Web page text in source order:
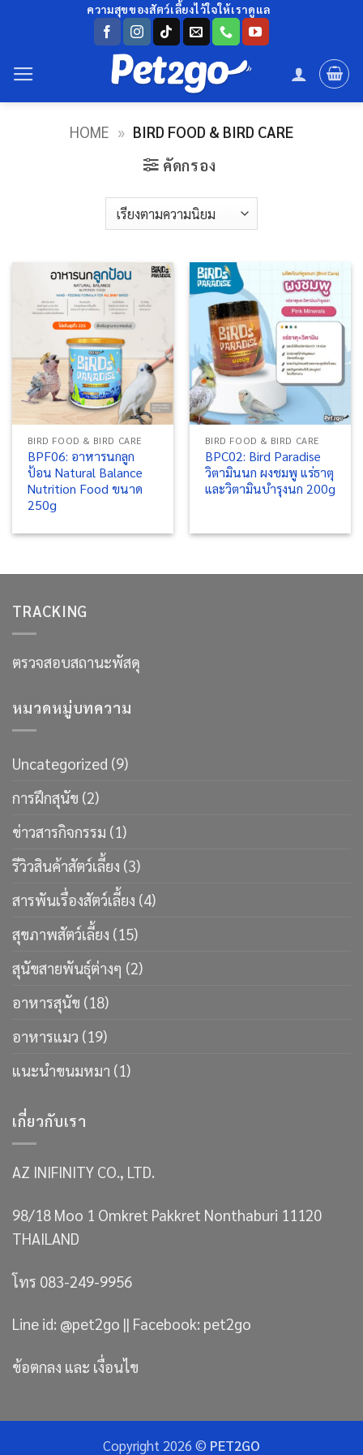
เนื้อหา
ความสุขของสัตว์เลี้ยงไว้ใจให้เราดูแล
HOME » BIRD FOOD & BIRD CARE
คัดกรอง
BIRD FOOD & BIRD CARE
BPF06: อาหารนกลูก
ป้อน Natural Balance
Nutrition Food ขนาด
250g
BIRD FOOD & BIRD CARE
BPC02: Bird Paradise
วิตามินนก ผงชมพู แร่ธาตุ
และวิตามินบำรุงนก 200g
TRACKING
ตรวจสอบสถานะพัสดุ
หมวดหมู่บทความ
Uncategorized (9)
การฝึกสุนัข (2)
ข่าวสารกิจกรรม (1)
รีวิวสินค้าสัตว์เลี้ยง (3)
สารพันเรื่องสัตว์เลี้ยง (4)
สุขภาพสัตว์เลี้ยง (15)
สุนัขสายพันธ์ุต่างๆ (2)
อาหารสุนัข (18)
อาหารแมว (19)
แนะนำขนมหมา (1)
เกี่ยวกับเรา
AZ INIFINITY CO., LTD.
98/18 Moo 1 Omkret Pakkret Nonthaburi 11120
THAILAND
โทร 083-249-9956
Line id: @pet2go || Facebook: pet2go
ข้อตกลง และ เงื่อนไข
Copyright 2026 © PET2GO